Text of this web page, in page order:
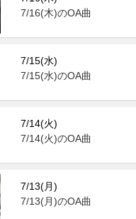
7/16(木)のOA曲
7/15(水)
7/15(水)のOA曲
7/14(火)
7/14(火)のOA曲
7/13(月)
7/13(月)のOA曲